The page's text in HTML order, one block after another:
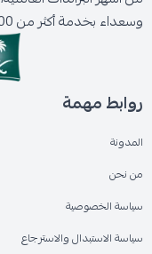
وسعداء بخدمة أكثر من 300,000 عميل حول المملكة.
روابط مهمة
المدونة
من نحن
سياسة الخصوصية
سياسة الاستبدال والاسترجاع